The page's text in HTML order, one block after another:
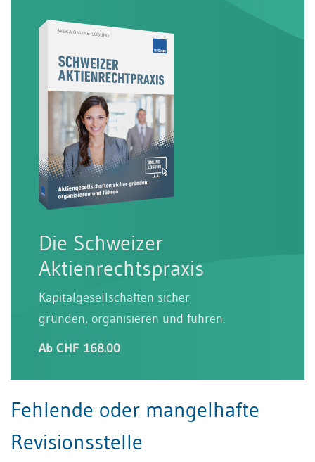
Die Schweizer
Aktienrechtspraxis
Kapitalgesellschaften sicher
gründen, organisieren und führen.
Ab CHF 168.00
Fehlende oder mangelhafte
Revisionsstelle